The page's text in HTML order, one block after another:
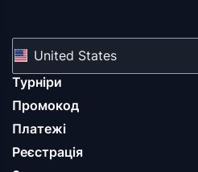
United States
Турніри
Промокод
Платежі
Реєстрація